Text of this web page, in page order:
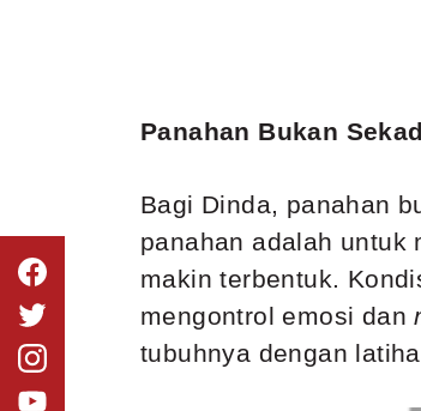
Panahan Bukan
Bagi Dinda, panahan
panahan adalah untuk
makin terbentuk.
mengontrol emosi dan
tubuhnya dengan